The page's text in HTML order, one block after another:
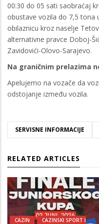
00:30 do 05 sati saobraćaj
obustave vozila do 7,5 tona
obilaznicu kroz naselje
alternativne pravce Doboj-
Zavidovići-Olovo-Sarajevo.
Na graničnim prelazima
Apelujemo na vozače da
odstojanje između vozila.
SERVISNE INFORMACIJE
RELATED ARTICLES
CAZIN
CAZINSKI SPORT I